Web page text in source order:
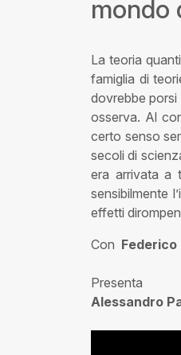
mondo
La teoria
famiglia di
dovrebbe porsi
osserva. Al
certo senso
secoli di
era arrivata a
sensibilmente
effetti
Con Federico
Presenta
Alessandro